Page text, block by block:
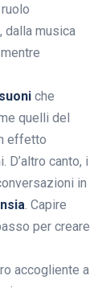
dalla musica
suoni che
quelli del
effetto
canto, i
in
. Capire
per creare
accogliente a